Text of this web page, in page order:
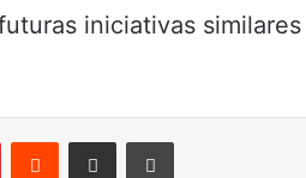
iniciativas
PinterestReddit Compartir por correo electrónicoImprimir